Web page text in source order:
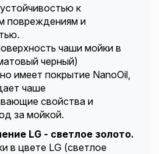
к
повреждениям и
чаши мойки в
черный)
имеет покрытие NanoOil,
чаше
свойства и
за мойкой.
LG - светлое золото.
в цвете LG (светлое